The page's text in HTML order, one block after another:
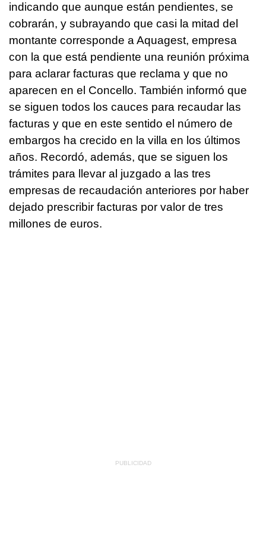
indicando que aunque están pendientes, se
cobrarán, y subrayando que casi la mitad del
montante corresponde a Aquagest, empresa
con la que está pendiente una reunión próxima
para aclarar facturas que reclama y que no
aparecen en el Concello. También informó que
se siguen todos los cauces para recaudar las
facturas y que en este sentido el número de
embargos ha crecido en la villa en los últimos
años. Recordó, además, que se siguen los
trámites para llevar al juzgado a las tres
empresas de recaudación anteriores por haber
dejado prescribir facturas por valor de tres
millones de euros.